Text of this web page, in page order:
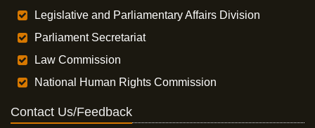
Legislative and Parliamentary Affairs Division
Parliament Secretariat
Law Commission
National Human Rights Commission
Contact Us/Feedback